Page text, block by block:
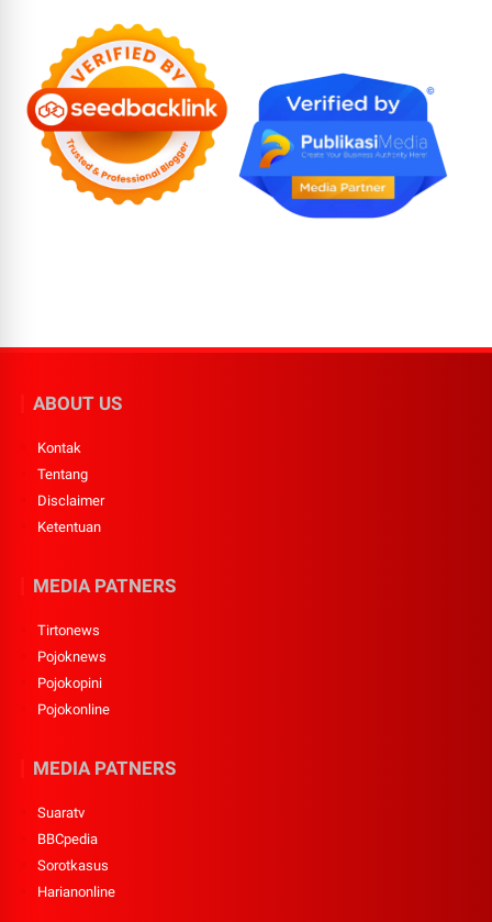
ABOUT US
Kontak
Tentang
Disclaimer
Ketentuan
MEDIA PATNERS
Tirtonews
Pojoknews
Pojokopini
Pojokonline
MEDIA PATNERS
Suaratv
BBCpedia
Sorotkasus
Harianonline